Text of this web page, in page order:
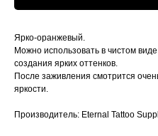
Ярко-оранжевый.
Можно использовать в чистом
создания ярких оттенков.
После заживления смотрится
яркости.
Производитель: Eternal Tattoo